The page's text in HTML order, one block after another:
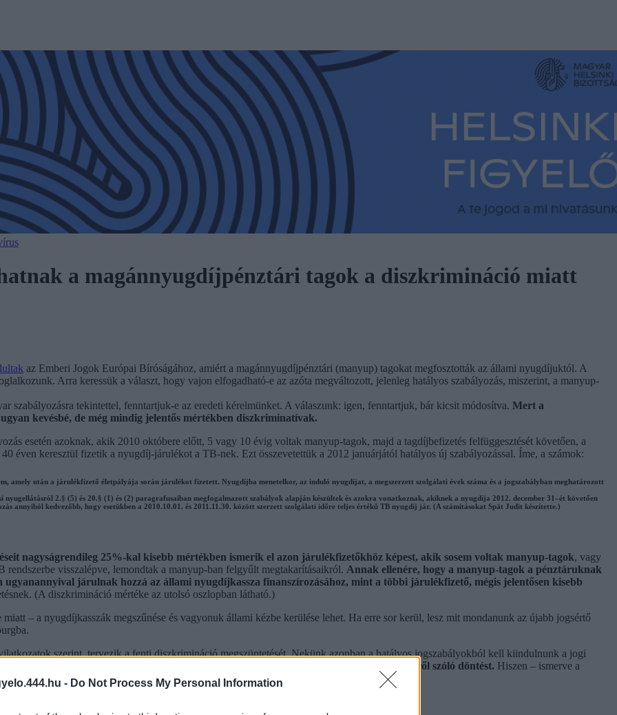
- Do Not Process My Personal Information
a magánnyugdíjpénztári tagok a diszkrimináció miatt
az Emberi Jogok Európai Bíróságához, amiért a magánnyugdíjpénztári (manyup) tagokat megfosztották az állami nyugdíjuktól. A
Arra keressük a választ, hogy vajon elfogadható-e az azóta megváltozott, jelenleg hatályos szabályozás, miszerint, a manyup-
szabályozásra tekintettel, fenntartjuk-e az eredeti kérelmünket. A válaszunk: igen, fenntartjuk, bár kicsit módosítva. Mert a
kevésbé, de még mindig jelentős mértékben diszkriminatívak.
esetén azoknak, akik 2010 októbere előtt, 5 vagy 10 évig voltak manyup-tagok, majd a tagdíjbefizetés felfüggesztését követően, a
éven keresztül fizetik a nyugdíj-járulékot a TB-nek. Ezt összevetettük a 2012 januárjától hatályos új szabályozással. Íme, a számok:
amely után a járulékfizető életpályája során járulékot fizetett. Nyugdíjba menetelkor, az induló nyugdíjat, a megszerzett szolgálati évek száma és a jogszabályban meghatározott
2.§ (5) és 20.§ (1) és (2) paragrafusaiban megfogalmazott szabályok alapján készültek és azokra vonatkoznak, akiknek a nyugdíja 2012. december 31–ét követően
annyiból kedvezőbb, hogy esetükben a 2010.10.01. és 2011.11.30. között szerzett szolgálati időre teljes értékű TB nyugdíj jár. (A számításokat Spät Judit készítette.)
nagyságrendileg 25%-kal kisebb mértékben ismerik el azon járulékfizetőkhöz képest, akik sosem voltak manyup-tagok, vagy
rendszerbe visszalépve, lemondtak a manyup-ban felgyűlt megtakarításaikról. Annak ellenére, hogy a manyup-tagok a pénztáruknak
járulnak hozzá az állami nyugdíjkassza finanszírozásához, mint a többi járulékfizető, mégis jelentősen kisebb
(A diszkrimináció mértéke az utolsó oszlopban látható.)
– a nyugdíjkasszák megszűnése és vagyonuk állami kézbe kerülése lehet. Ha erre sor kerül, lesz mit mondanunk az újabb jogsértő
szerint, tervezik a fenti diszkrimináció megszüntetését. Nekünk azonban a hatályos jogszabályokból kell kiindulnunk a jogi
azt tudjuk javasolni, hogy ne kapkodják el a maradásról, vagy a TB-be való visszatérésről szóló döntést. Hiszen – ismerve a
megadott határnapig, akár még meg is változhat a jelenlegi szabályozás.